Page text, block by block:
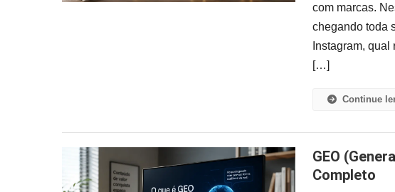
com marcas.
chegando toda
Instagram,
[…]
Continue
GEO (Generative Engine Optimization): Guia
Completo